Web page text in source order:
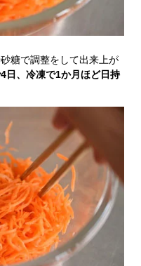
糖で調整をして出来上が
日、冷凍で1か月ほど日持